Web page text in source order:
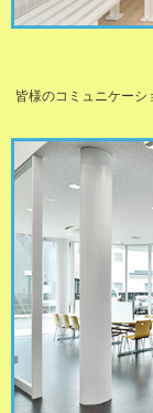
皆様のコミュニケー